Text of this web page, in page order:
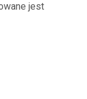
jest